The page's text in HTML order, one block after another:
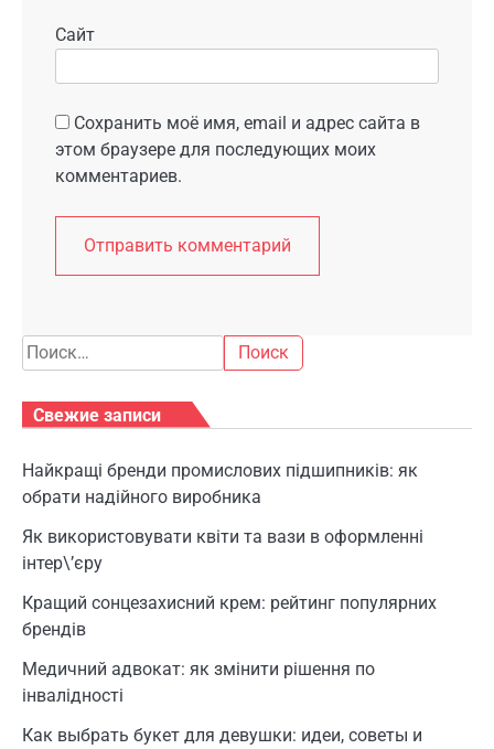
Сайт
Сохранить моё имя, email и адрес сайта в
этом браузере для последующих моих
комментариев.
Найти:
Свежие записи
Найкращі бренди промислових підшипників: як
обрати надійного виробника
Як використовувати квіти та вази в оформленні
інтер\’єру
Кращий сонцезахисний крем: рейтинг популярних
брендів
Медичний адвокат: як змінити рішення по
інвалідності
Как выбрать букет для девушки: идеи, советы и